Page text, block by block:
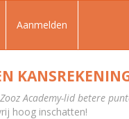
Aanmelden
Academy-lid betere
hoog inschatten!